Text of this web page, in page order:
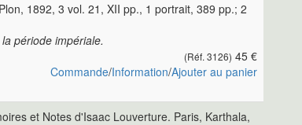
1892, 3 vol. 21, XII pp., 1 portrait, 389 pp.; 2
période impériale.
(Réf. 3126) 45 €
Commande/Information/Ajouter au panier
et Notes d'Isaac Louverture. Paris, Karthala,